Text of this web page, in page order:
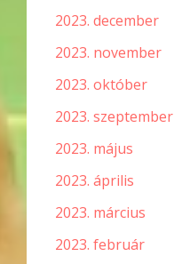
2023. december
2023. november
2023. október
2023. szeptember
2023. május
2023. április
2023. március
2023. február